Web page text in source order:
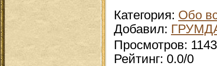
Категория: Обо
Добавил:
Просмотров: 1143
Рейтинг: 0.0/0